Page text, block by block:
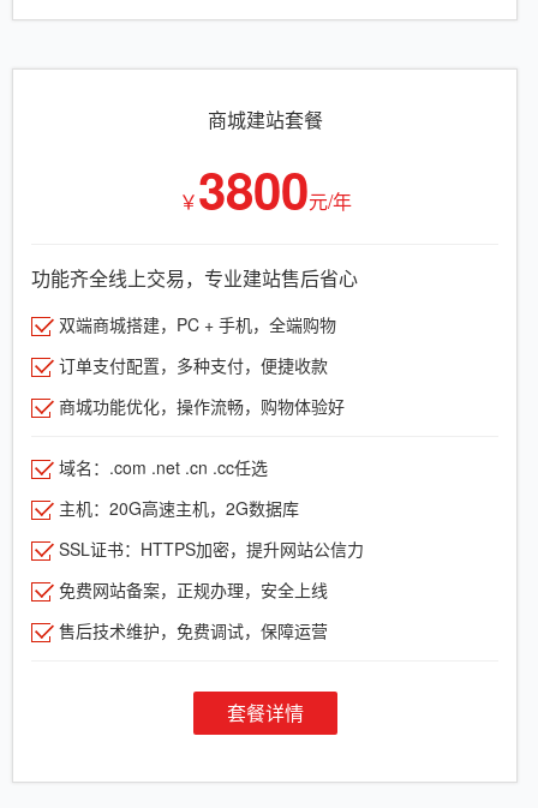
商城建站套餐
￥3800元/年
功能齐全线上交易，专业建站售后省心
双端商城搭建，PC + 手机，全端购物
订单支付配置，多种支付，便捷收款
商城功能优化，操作流畅，购物体验好
域名：.com .net .cn .cc任选
主机：20G高速主机，2G数据库
SSL证书：HTTPS加密，提升网站公信力
免费网站备案，正规办理，安全上线
售后技术维护，免费调试，保障运营
套餐详情